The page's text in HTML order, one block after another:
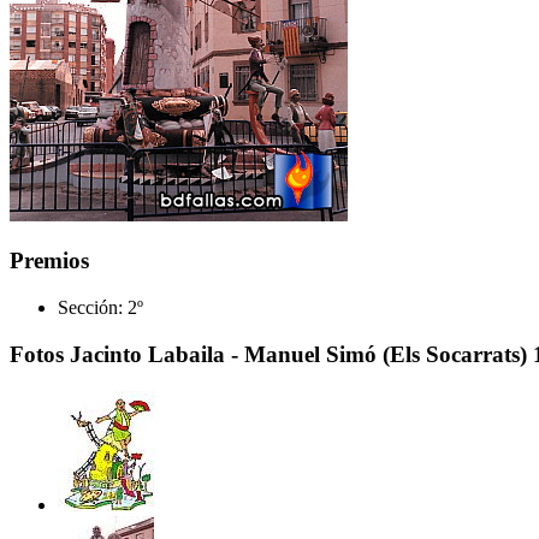
Premios
Sección: 2º
Fotos Jacinto Labaila - Manuel Simó (Els Socarrats)